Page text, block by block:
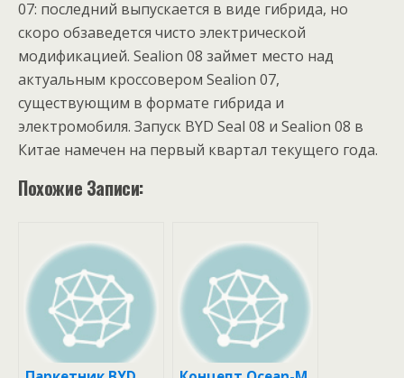
07: последний выпускается в виде гибрида, но
скоро обзаведется чисто электрической
модификацией. Sealion 08 займет место над
актуальным кроссовером Sealion 07,
существующим в формате гибрида и
электромобиля. Запуск BYD Seal 08 и Sealion 08 в
Китае намечен на первый квартал текущего года.
Похожие Записи: